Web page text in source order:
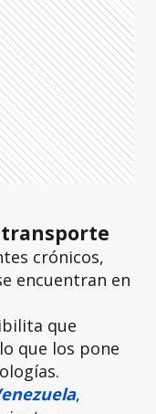
crónicos,
encuentran en
que
que los pone
,